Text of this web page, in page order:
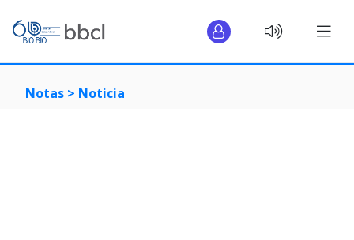
Notas > Noticia